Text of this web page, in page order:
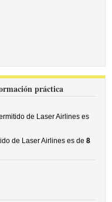
práctica
de Laser Airlines es
de Laser Airlines es de8